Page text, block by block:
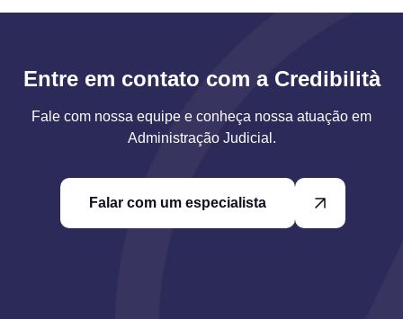
Entre em contato com a Credibilità
Fale com nossa equipe e conheça nossa atuação em
Administração Judicial.
Falar com um especialista